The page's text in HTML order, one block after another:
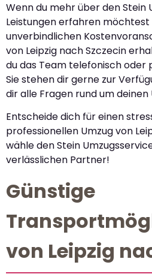
Wenn du mehr über den Stein
Leistungen erfahren
unverbindlichen
von Leipzig nach Szczecin
du das Team telefonisch oder
Sie stehen dir gerne zur
dir alle Fragen rund um deinen
Entscheide dich für einen
professionellen Umzug von
wähle den Stein
verlässlichen Partner!
Günstige
von Leipzig